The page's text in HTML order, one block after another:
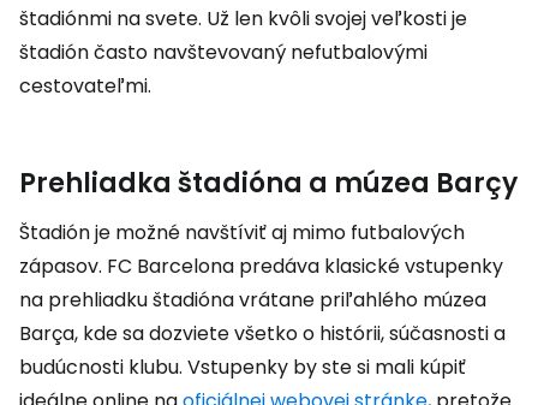
štadiónmi na svete. Už len kvôli svojej veľkosti je
štadión často navštevovaný nefutbalovými
cestovateľmi.
Prehliadka štadióna a múzea Barçy
Štadión je možné navštíviť aj mimo futbalových
zápasov. FC Barcelona predáva klasické vstupenky
na prehliadku štadióna vrátane priľahlého múzea
Barça, kde sa dozviete všetko o histórii, súčasnosti a
budúcnosti klubu. Vstupenky by ste si mali kúpiť